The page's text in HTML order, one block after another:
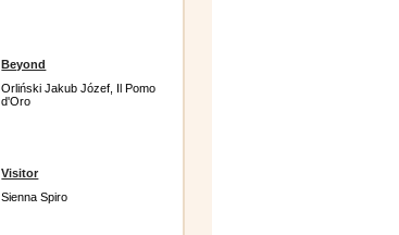
Beyond
Orliński Jakub Józef, Il Pomo
d'Oro
Visitor
Sienna Spiro